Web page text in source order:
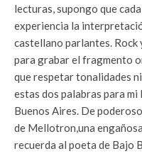
lecturas, supongo que
experiencia la
castellano parlantes. Rock
para grabar el fragmento
que respetar tonalidades
estas dos palabras para
Buenos Aires. De
de Mellotron,una
recuerda al poeta de Bajo